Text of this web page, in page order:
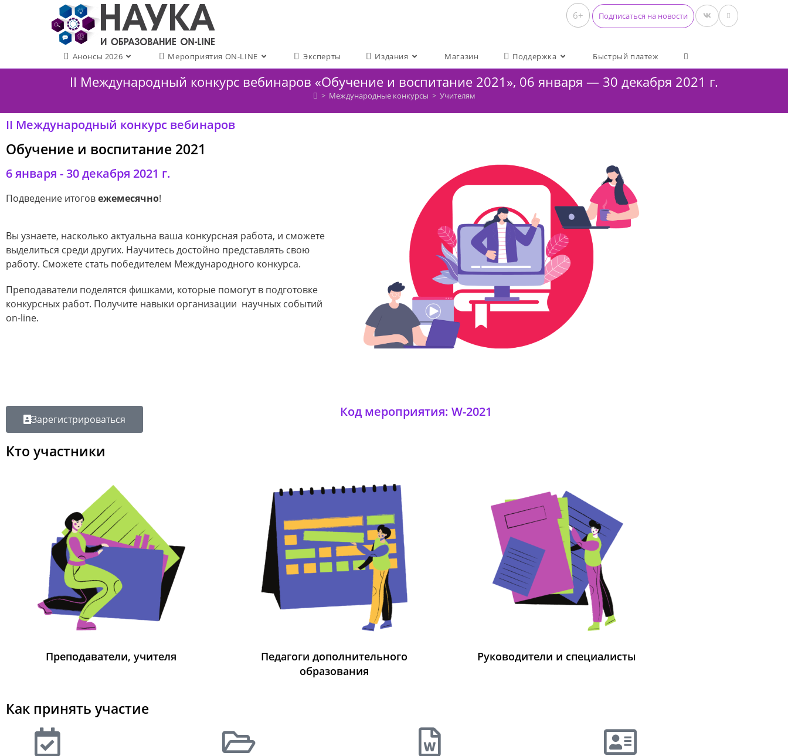
6+ Подписаться на новости
Анонсы 2026 Мероприятия ON-LINE Эксперты Издания Магазин Поддержка Быстрый платеж
II Международный конкурс вебинаров «Обучение и воспитание 2021», 06 января — 30 декабря 2021 г.
> Международные конкурсы > Учителям
II Международный конкурс вебинаров
Обучение и воспитание 2021
6 января - 30 декабря 2021 г.
Подведение итоговежемесячно!
Вы узнаете, насколько актуальна ваша конкурсная работа, и сможете
выделиться среди других. Научитесь достойно представлять свою
работу. Сможете стать победителем Международного конкурса.
Преподаватели поделятся фишками, которые помогут в подготовке
конкурсных работ. Получите навыки организации научных событий
on-line.
Зарегистрироваться Код мероприятия: W-2021
Кто участники
Преподаватели, учителя
Педагоги дополнительного
образования
Руководители и специалисты
Как принять участие